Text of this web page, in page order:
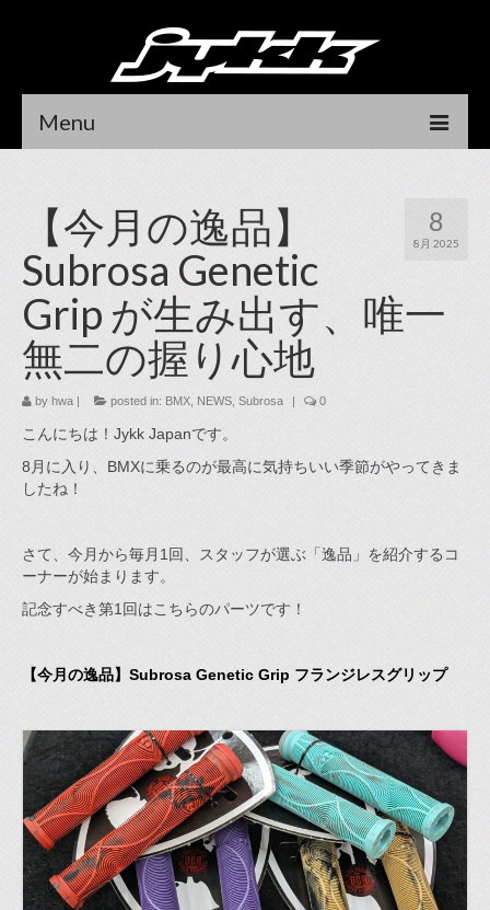
Menu
NEWS
RIDER
DEALER LOCATOR
CONTACT
DEALER LOGIN
オンラインストア
8
8月 2025
【今月の逸品】
Subrosa Genetic
Grip が生み出す、唯一
無二の握り心地
by hwa | posted in: BMX NEWS Subrosa | 0
こんにちは！Jykk Japanです。
8月に入り、BMXに乗るのが最高に気持ちいい季節がやってきま
したね！
さて、今月から毎月1回、スタッフが選ぶ「逸品」を紹介するコ
ーナーが始まります。
記念すべき第1回はこちらのパーツです！
【今月の逸品】Subrosa Genetic Grip フランジレスグリップ